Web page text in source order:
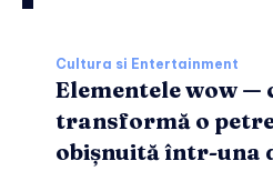
Cultura si Entertainment
Elementele wow —
transformă o
obișnuită într-una